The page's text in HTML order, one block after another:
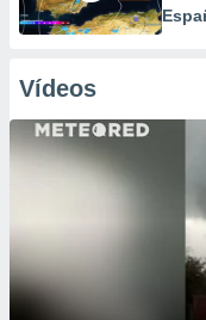
Vídeos